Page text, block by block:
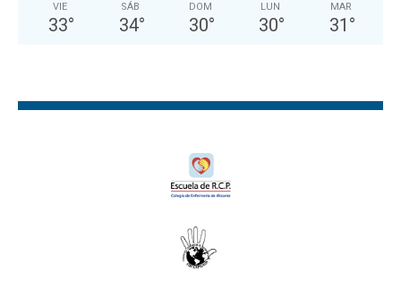
VIE
33°
SÁB
34°
DOM
30°
LUN
30°
MAR
31 °